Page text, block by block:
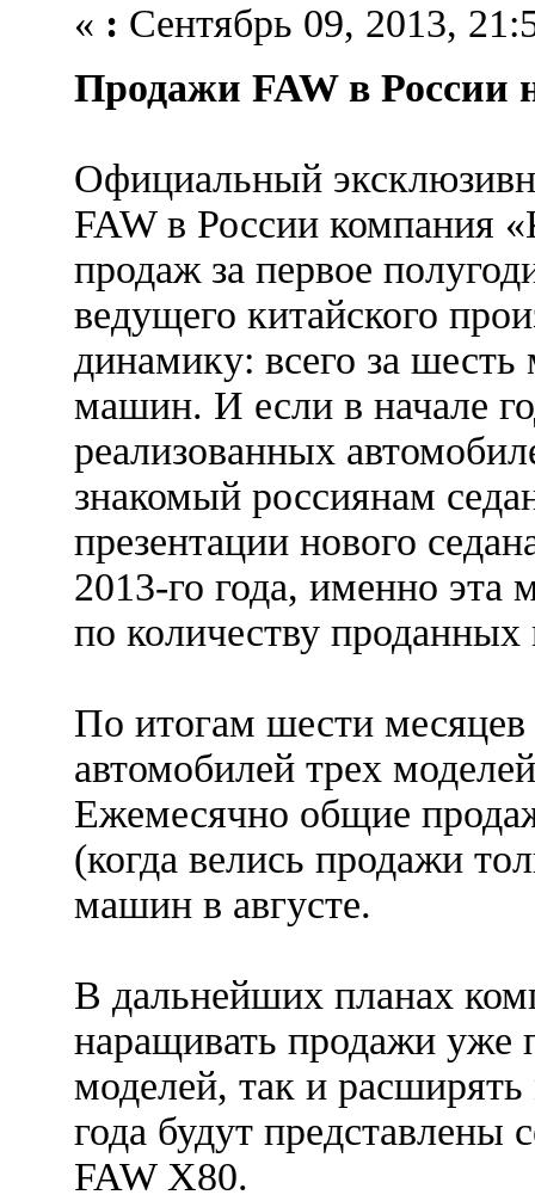
« : Сентябрь 09, 2013,
Продажи FAW в России
Официальный
FAW в России компания
продаж за первое
ведущего китайского
динамику: всего за
машин. И если в начале
реализованных
знакомый россиянам
презентации нового
2013-го года, именно эта
по количеству
По итогам шести
автомобилей трех
Ежемесячно общие
(когда велись продажи
машин в августе.
В дальнейших планах
наращивать продажи уже
моделей, так и
года будут представлены
FAW X80.